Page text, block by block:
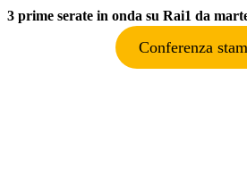
3 prime serate in onda su Rai1 da
Conferenza